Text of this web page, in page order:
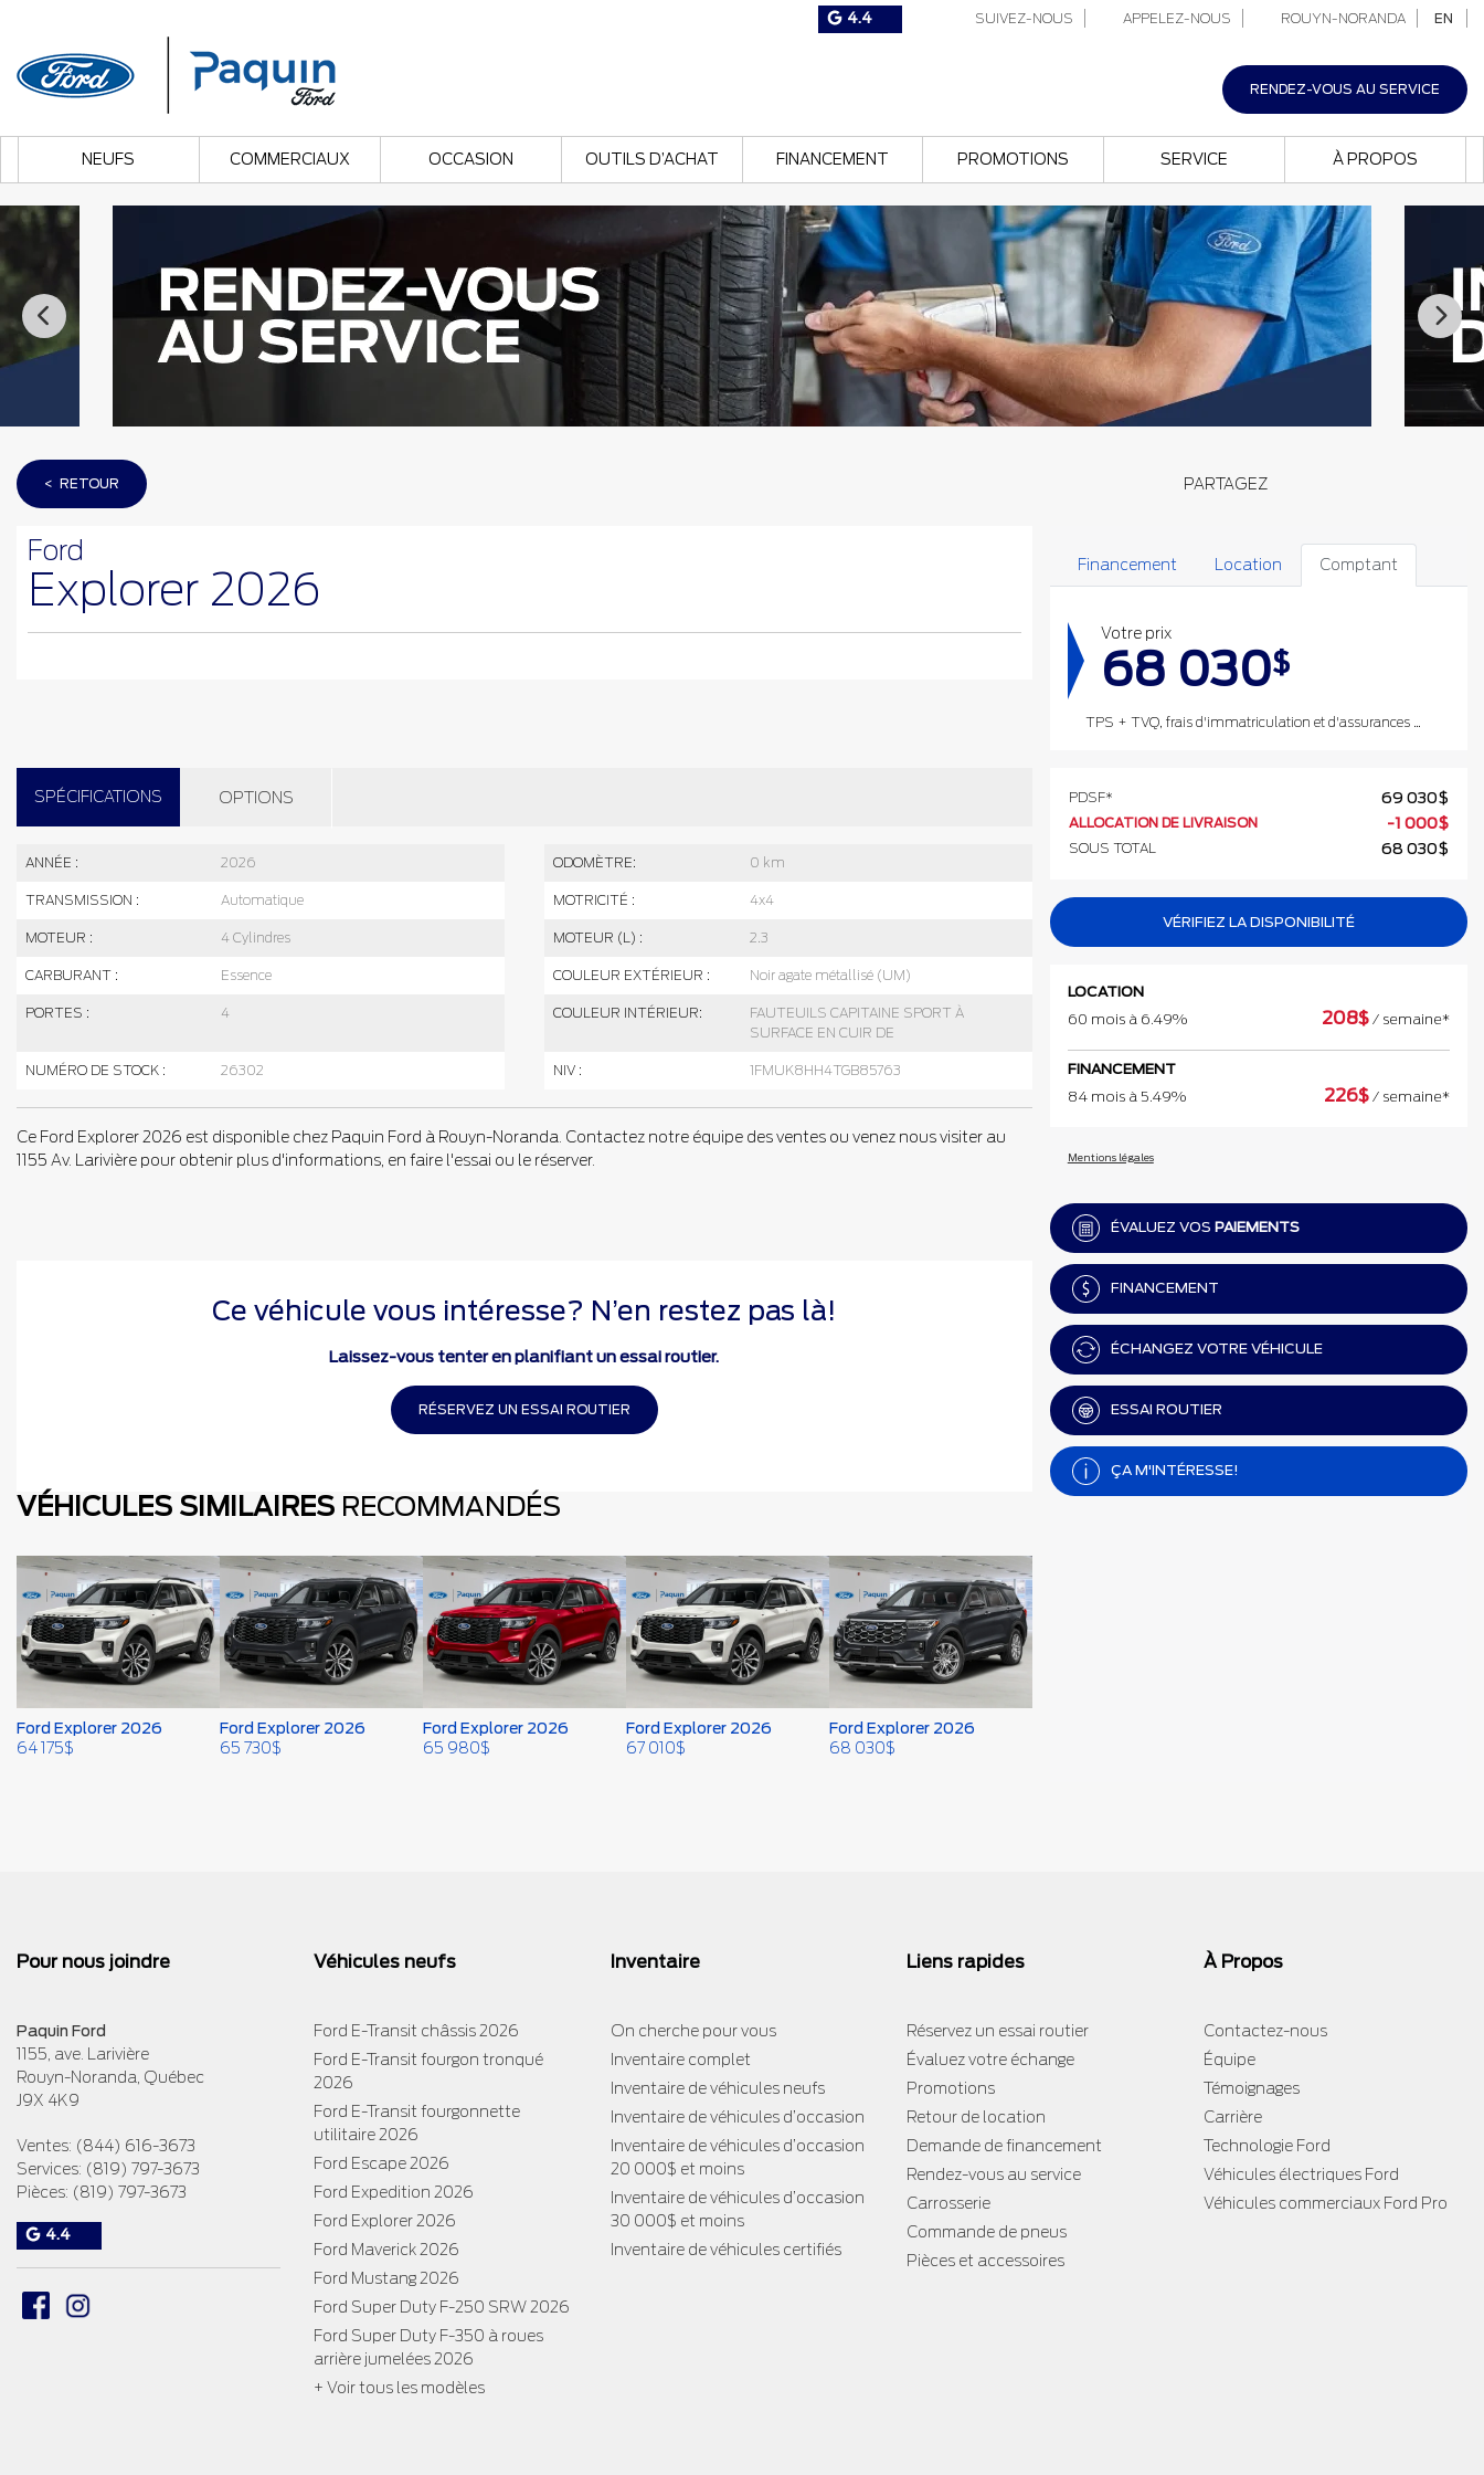
4.4 SUIVEZ-NOUS APPELEZ-NOUS ROUYN-NORANDA EN
RENDEZ-VOUS AU SERVICE
NEUFS COMMERCIAUX OCCASION OUTILS D’ACHAT FINANCEMENT PROMOTIONS SERVICE À PROPOS
< RETOUR PARTAGEZ
Ford
Explorer 2026
SPÉCIFICATIONS OPTIONS
ANNÉE : 2026 ODOMÈTRE: 0 km
TRANSMISSION : Automatique MOTRICITÉ : 4x4
MOTEUR : 4 Cylindres MOTEUR (L) : 2.3
CARBURANT : Essence COULEUR EXTÉRIEUR : Noir agate métallisé (UM)
PORTES : 4 COULEUR INTÉRIEUR:
FAUTEUILS CAPITAINE SPORT À
SURFACE EN CUIR DE
NUMÉRO DE STOCK : 26302 NIV : 1FMUK8HH4TGB85763
Ce Ford Explorer 2026 est disponible chez Paquin Ford à Rouyn-Noranda. Contactez notre équipe des ventes ou venez nous visiter au
1155 Av. Larivière pour obtenir plus d'informations, en faire l'essai ou le réserver.
Ce véhicule vous intéresse? N’en restez pas là!
Laissez-vous tenter en planifiant un essai routier.
RÉSERVEZ UN ESSAI ROUTIER
VÉHICULES SIMILAIRES RECOMMANDÉS
Ford Explorer 2026
64 175$
Ford Explorer 2026
65 730$
Ford Explorer 2026
65 980$
Ford Explorer 2026
67 010$
Ford Explorer 2026
68 030$
Financement Location Comptant
Votre prix
68 030$
TPS + TVQ, frais d'immatriculation et d'assurances non inclus.
PDSF* 69 030$
ALLOCATION DE LIVRAISON -1 000$
SOUS TOTAL 68 030$
VÉRIFIEZ LA DISPONIBILITÉ
LOCATION
60 mois à 6.49%
208$ / semaine*
FINANCEMENT
84 mois à 5.49%
226$ / semaine*
Mentions légales
ÉVALUEZ VOS PAIEMENTS
FINANCEMENT
ÉCHANGEZ VOTRE VÉHICULE
ESSAI ROUTIER
ÇA M'INTÉRESSE!
Pour nous joindre
Paquin Ford
1155, ave. Larivière
Rouyn-Noranda, Québec
J9X 4K9
Ventes: (844) 616-3673
Services: (819) 797-3673
Pièces: (819) 797-3673
4.4
Véhicules neufs
Ford E-Transit châssis 2026
Ford E-Transit fourgon tronqué
2026
Ford E-Transit fourgonnette
utilitaire 2026
Ford Escape 2026
Ford Expedition 2026
Ford Explorer 2026
Ford Maverick 2026
Ford Mustang 2026
Ford Super Duty F-250 SRW 2026
Ford Super Duty F-350 à roues
arrière jumelées 2026
+ Voir tous les modèles
Inventaire
On cherche pour vous
Inventaire complet
Inventaire de véhicules neufs
Inventaire de véhicules d’occasion
Inventaire de véhicules d’occasion
20 000$ et moins
Inventaire de véhicules d’occasion
30 000$ et moins
Inventaire de véhicules certifiés
Liens rapides
Réservez un essai routier
Évaluez votre échange
Promotions
Retour de location
Demande de financement
Rendez-vous au service
Carrosserie
Commande de pneus
Pièces et accessoires
À Propos
Contactez-nous
Équipe
Témoignages
Carrière
Technologie Ford
Véhicules électriques Ford
Véhicules commerciaux Ford Pro